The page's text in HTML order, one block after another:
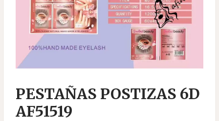
PESTAÑAS POSTIZAS 6D
AF51519